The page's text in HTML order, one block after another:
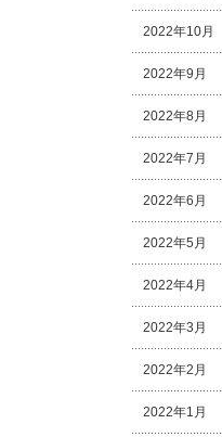
2022年10月
2022年9月
2022年8月
2022年7月
2022年6月
2022年5月
2022年4月
2022年3月
2022年2月
2022年1月